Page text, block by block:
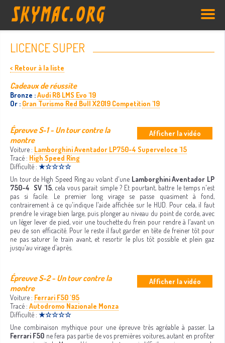
LICENCE SUPER
< Retour à la liste
Cadeaux de réussite
Bronze :Audi R8 LMS Evo '19
Or : Gran Turismo Red Bull X2019 Competition '19
Afficher la vidéo
Épreuve S-1 - Un tour contre la
montre
Voiture : Lamborghini Aventador LP750-4 Superveloce '15
Tracé : High Speed Ring
Difficulté : ★☆☆☆☆
Un tour de High Speed Ring au volant d'une Lamborghini Aventador LP
750-4 SV '15, cela vous parait simple ? Et pourtant, battre le temps n'est
pas si facile. Le premier long virage se passe quasiment à fond,
contrairement à ce qu'indique l'aide affichée sur le HUD. Pour cela, il faut
prendre le virage bien large, puis plonger au niveau du point de corde, avec
un léger lever de pied, voir une touchette du frein pour rendre à l'avant un
peu de son efficacité. Pour le reste il faut garder en tête de freiner tôt pour
ne pas saturer le train avant, et resortir le plus tôt possible et plein gaz
jusqu'au virage d'après.
Afficher la vidéo
Épreuve S-2 - Un tour contre la
montre
Voiture : Ferrari F50 '95
Tracé : Autodromo Nazionale Monza
Difficulté : ★☆☆☆☆
Une combinaison mythique pour une épreuve très agréable à passer. La
Ferrari F50 ne fera pas partie de vos premières voitures, autant en profiter